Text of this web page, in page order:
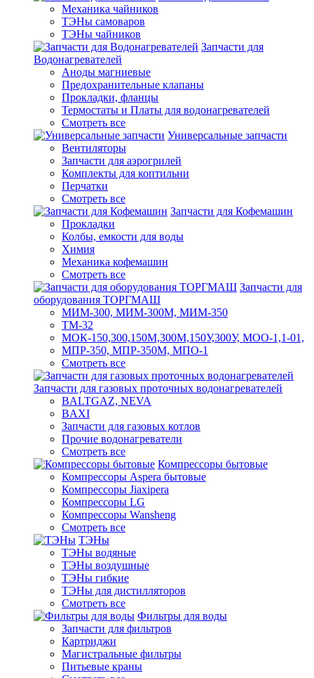
Механика чайников
ТЭНы самоваров
ТЭНы чайников
Запчасти для
Водонагревателей
Аноды магниевые
Предохранительные клапаны
Прокладки, фланцы
Термостаты и Платы для водонагревателей
Смотреть все
Универсальные запчасти
Вентиляторы
Запчасти для аэрогрилей
Комплекты для коптильни
Перчатки
Смотреть все
Запчасти для Кофемашин
Прокладки
Колбы, емкости для воды
Химия
Механика кофемашин
Смотреть все
Запчасти для
оборудования ТОРГМАШ
МИМ-300, МИМ-300М, МИМ-350
ТМ-32
МОК-150,300,150М,300М,150У,300У, МОО-1,1-01,
МПР-350, МПР-350М, МПО-1
Смотреть все
Запчасти для газовых проточных водонагревателей
BALTGAZ, NEVA
BAXI
Запчасти для газовых котлов
Прочие водонагреватели
Смотреть все
Компрессоры бытовые
Компрессоры Aspera бытовые
Компрессоры Jiaxipera
Компрессоры LG
Компрессоры Wansheng
Смотреть все
ТЭНы
ТЭНы водяные
ТЭНы воздушные
ТЭНы гибкие
ТЭНы для дистилляторов
Смотреть все
Фильтры для воды
Запчасти для фильтров
Картриджи
Магистральные фильтры
Питьевые краны